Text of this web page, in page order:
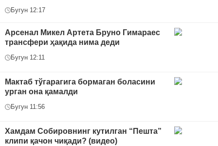
Бугун 12:17
Арсенал Микел Артета Бруно Гимараес
трансфери ҳақида нима деди
Бугун 12:11
Мактаб тўгарагига бормаган боласини
урган она қамалди
Бугун 11:56
Хамдам Собировнинг кутилган “Пешта”
клипи қачон чиқади? (видео)